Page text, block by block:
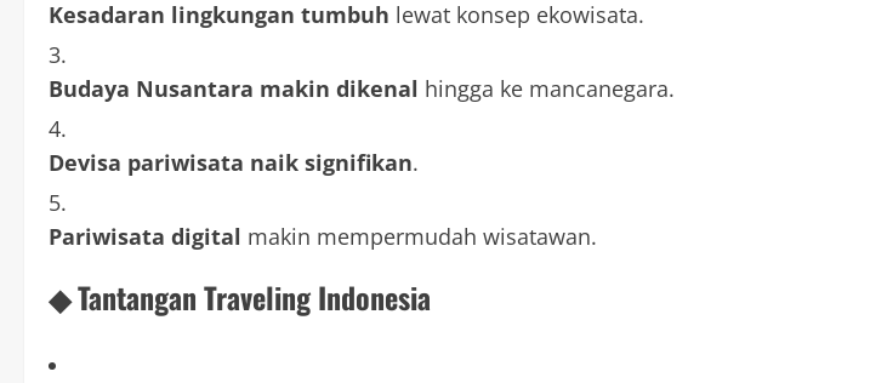
Kesadaran lingkungan tumbuh lewat konsep ekowisata.
Budaya Nusantara makin dikenal hingga ke mancanegara.
Devisa pariwisata naik signifikan.
Pariwisata digital makin mempermudah wisatawan.
◆ Tantangan Traveling Indonesia